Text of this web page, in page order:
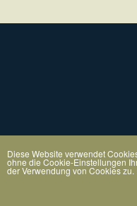
Diese Website verwendet
ohne die Cookie-Einstellungen
der Verwendung von Cookies zu.